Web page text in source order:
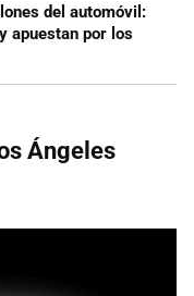
del automóvil:
apuestan por los
Ángeles